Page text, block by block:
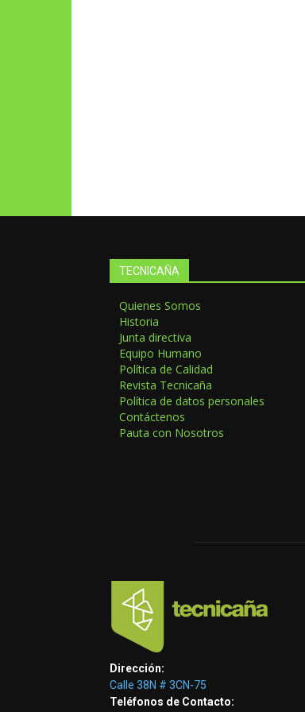
TECNICAÑA
Quienes Somos
Historia
Junta directiva
Equipo Humano
Política de Calidad
Revista Tecnicaña
Política de datos personales
Contáctenos
Pauta con Nosotros
Dirección:
Calle 38N # 3CN-75
Teléfonos de Contacto: